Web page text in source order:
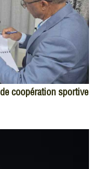
coopération sportive